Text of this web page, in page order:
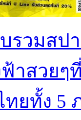
ว็บรวม
ฟ้าสวย
ทยทั้ง 5